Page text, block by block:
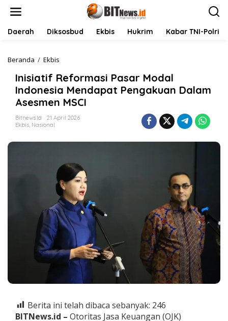
Daerah Diksosbud Ekbis Hukrim Kabar TNI-Polri
Beranda / Ekbis
i
s
i
t
R
o
r
m
a
s
i
P
a
l
I
Inisiatif Reformasi Pasar Modal
Indonesia Mendapat Pengakuan Dalam
Asesmen MSCI
Bitnews.id
21 April 2026
Ekbis, Nasional
Berita ini telah dibaca sebanyak: 246
BITNews.id – Otoritas Jasa Keuangan (OJK)